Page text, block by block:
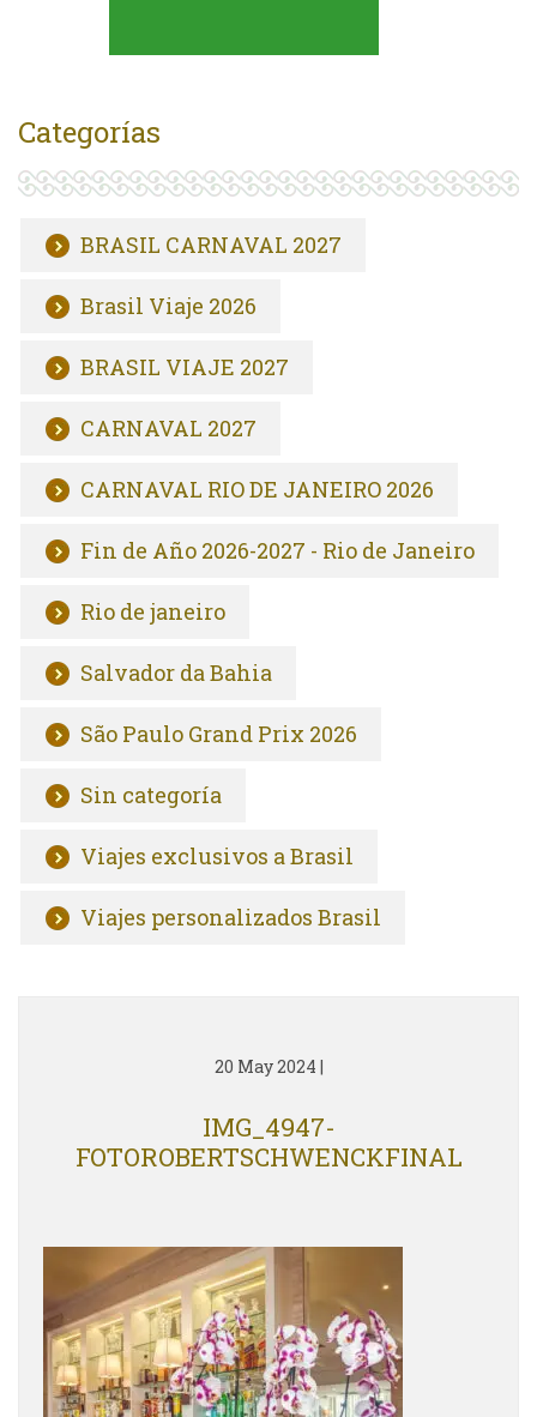
Categorías
BRASIL CARNAVAL 2027
Brasil Viaje 2026
BRASIL VIAJE 2027
CARNAVAL 2027
CARNAVAL RIO DE JANEIRO 2026
Fin de Año 2026-2027 - Rio de Janeiro
Rio de janeiro
Salvador da Bahia
São Paulo Grand Prix 2026
Sin categoría
Viajes exclusivos a Brasil
Viajes personalizados Brasil
20 May 2024 |
IMG_4947-
FOTOROBERTSCHWENCKFINAL